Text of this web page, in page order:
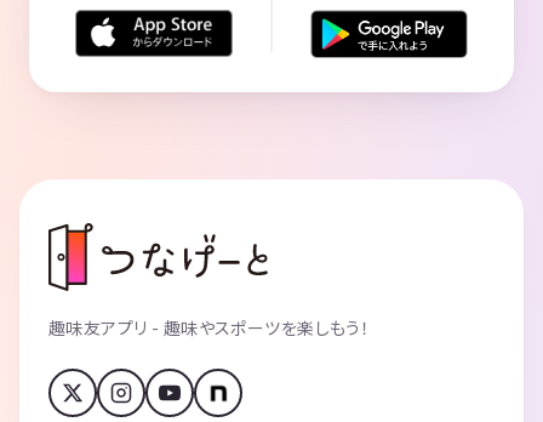
趣味友アプリ - 趣味やスポーツを楽しもう！